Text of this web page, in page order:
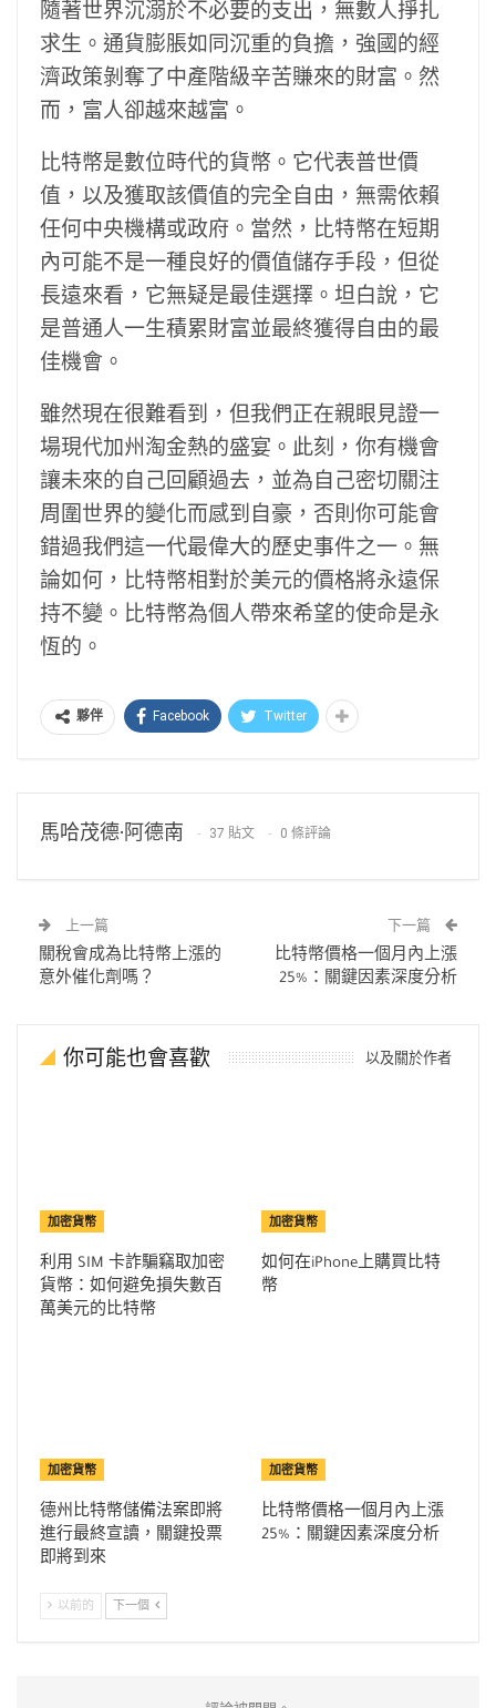
隨著世界沉溺於不必要的支出，無數人掙扎
求生。通貨膨脹如同沉重的負擔，強國的經
濟政策剝奪了中產階級辛苦賺來的財富。然
而，富人卻越來越富。
比特幣是數位時代的貨幣。它代表普世價
值，以及獲取該價值的完全自由，無需依賴
任何中央機構或政府。當然，比特幣在短期
內可能不是一種良好的價值儲存手段，但從
長遠來看，它無疑是最佳選擇。坦白說，它
是普通人一生積累財富並最終獲得自由的最
佳機會。
雖然現在很難看到，但我們正在親眼見證一
場現代加州淘金熱的盛宴。此刻，你有機會
讓未來的自己回顧過去，並為自己密切關注
周圍世界的變化而感到自豪，否則你可能會
錯過我們這一代最偉大的歷史事件之一。無
論如何，比特幣相對於美元的價格將永遠保
持不變。比特幣為個人帶來希望的使命是永
恆的。
夥伴 Facebook Twitter
馬哈茂德·阿德南 37 貼文 0 條評論
上一篇
關稅會成為比特幣上漲的
意外催化劑嗎？
下一篇
比特幣價格一個月內上漲
25%：關鍵因素深度分析
你可能也會喜歡 以及關於作者
加密貨幣
利用 SIM 卡詐騙竊取加密
貨幣：如何避免損失數百
萬美元的比特幣
加密貨幣
如何在iPhone上購買比特
幣
加密貨幣
德州比特幣儲備法案即將
進行最終宣讀，關鍵投票
即將到來
加密貨幣
比特幣價格一個月內上漲
25%：關鍵因素深度分析
以前的 下一個